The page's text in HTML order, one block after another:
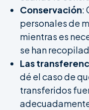
Conservación:
personales de
mientras es
se han
Las
dé el caso de
transferidos